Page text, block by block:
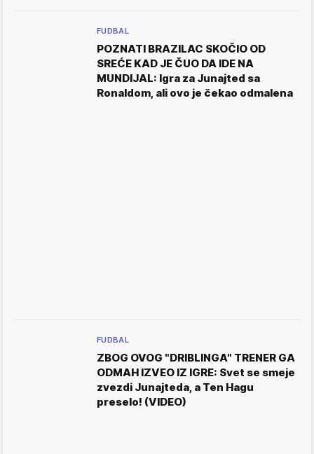
FUDBAL
POZNATI BRAZILAC SKOČIO OD
SREĆE KAD JE ČUO DA IDE NA
MUNDIJAL: Igra za Junajted sa
Ronaldom, ali ovo je čekao odmalena
FUDBAL
ZBOG OVOG "DRIBLINGA" TRENER GA
ODMAH IZVEO IZ IGRE: Svet se smeje
zvezdi Junajteda, a Ten Hagu
preselo! (VIDEO)